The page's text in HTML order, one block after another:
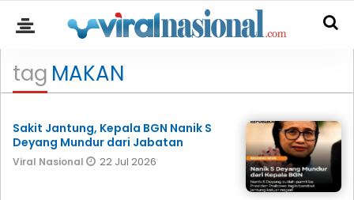
tag MAKAN
Sakit Jantung, Kepala BGN Nanik S
Deyang Mundur dari Jabatan
Viral Nasional 22 Jul 2026